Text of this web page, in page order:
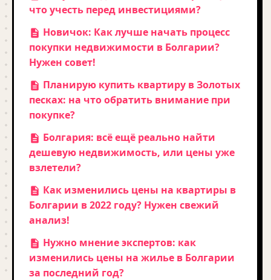
что учесть перед инвестициями?
Новичок: Как лучше начать процесс
покупки недвижимости в Болгарии?
Нужен совет!
Планирую купить квартиру в Золотых
песках: на что обратить внимание при
покупке?
Болгария: всё ещё реально найти
дешевую недвижимость, или цены уже
взлетели?
Как изменились цены на квартиры в
Болгарии в 2022 году? Нужен свежий
анализ!
Нужно мнение экспертов: как
изменились цены на жилье в Болгарии
за последний год?